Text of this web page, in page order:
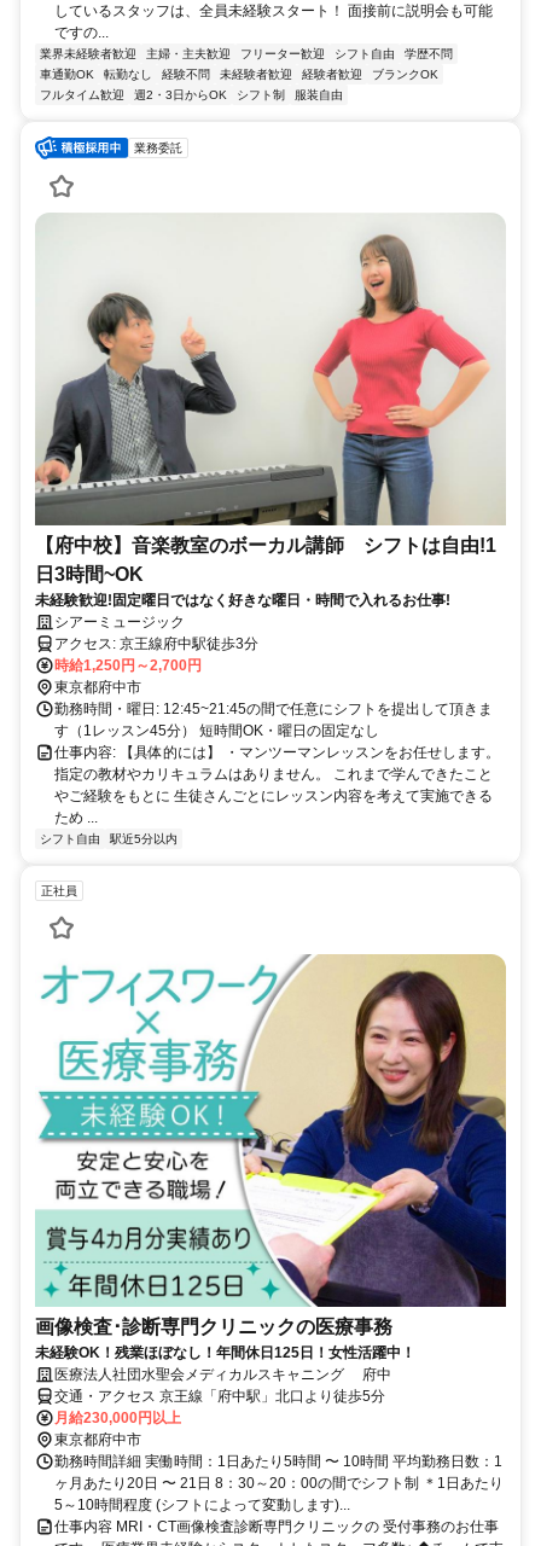
しているスタッフは、全員未経験スタート！ 面接前に説明会も可能
ですの...
業界未経験者歓迎 主婦・主夫歓迎 フリーター歓迎 シフト自由
学歴不問
車通勤OK
転勤なし 経験不問 未経験者歓迎 経験者歓迎
ブランクOK
フルタイム歓迎
週2・3日からOK シフト制 服装自由
業務委託
【府中校】音楽教室のボーカル講師 シフトは自由!1
日3時間~OK
未経験歓迎!固定曜日ではなく好きな曜日・時間で入れるお仕事!
シアーミュージック
アクセス: 京王線府中駅徒歩3分
時給1,250円～2,700円
東京都府中市
勤務時間・曜日: 12:45~21:45の間で任意にシフトを提出して頂きま
す（1レッスン45分） 短時間OK・曜日の固定なし
仕事内容: 【具体的には】 ・マンツーマンレッスンをお任せします。
指定の教材やカリキュラムはありません。 これまで学んできたこと
やご経験をもとに 生徒さんごとにレッスン内容を考えて実施できる
ため ...
シフト自由 駅近5分以内
正社員
画像検査･診断専門クリニックの医療事務
未経験OK！残業ほぼなし！年間休日125日！女性活躍中！
医療法人社団水聖会メディカルスキャニング 府中
交通・アクセス 京王線「府中駅」北口より徒歩5分
月給230,000円以上
東京都府中市
勤務時間詳細 実働時間：1日あたり5時間 〜 10時間 平均勤務日数：1
ヶ月あたり20日 〜 21日 8：30～20：00の間でシフト制 ＊1日あたり
5～10時間程度 (シフトによって変動します)...
仕事内容 MRI・CT画像検査診断専門クリニックの 受付事務のお仕事